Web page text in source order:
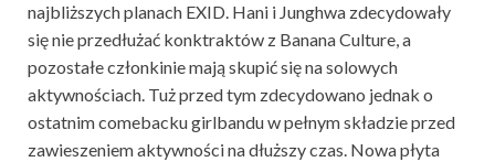
najbliższych planach EXID. Hani i Junghwa zdecydowały
się nie przedłużać konktraktów z Banana Culture, a
pozostałe członkinie mają skupić się na solowych
aktywnościach. Tuż przed tym zdecydowano jednak o
ostatnim comebacku girlbandu w pełnym składzie przed
zawieszeniem aktywności na dłuższy czas. Nowa płyta